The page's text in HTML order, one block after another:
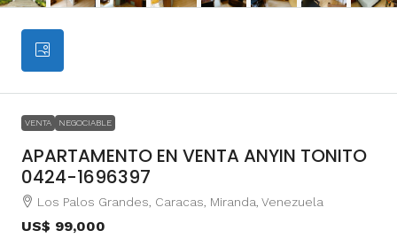
VENTA NEGOCIABLE
APARTAMENTO EN VENTA ANYIN TONITO
0424-1696397
Los Palos Grandes, Caracas, Miranda, Venezuela
US$ 99,000